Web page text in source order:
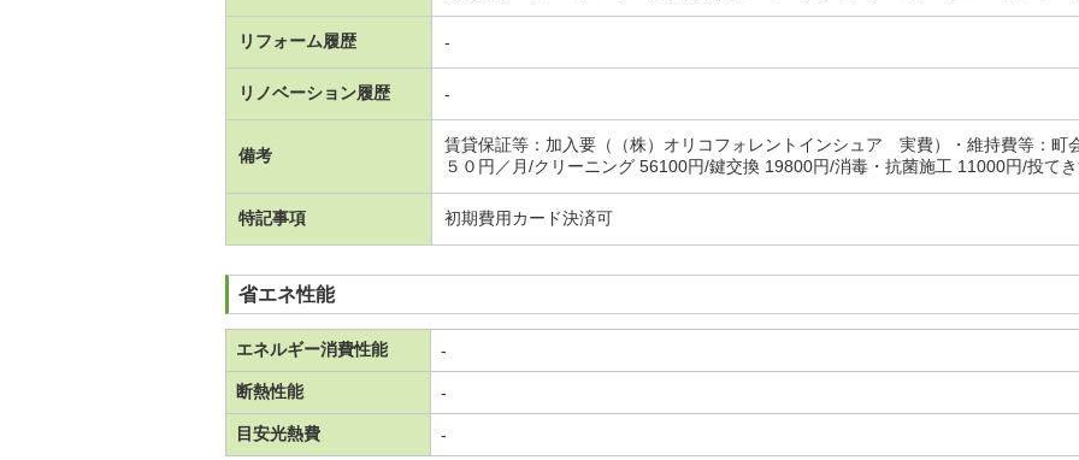
リフォーム履歴 -
リノベーション履歴 -
備考
賃貸保証等：加入要（（株）オリコフォレントインシュア 実費）・維持費等：町
５０円／月/クリーニング 56100円/鍵交換 19800円/消毒・抗菌施工 11000円/投て
特記事項 初期費用カード決済可
省エネ性能
エネルギー消費性能 -
断熱性能 -
目安光熱費 -